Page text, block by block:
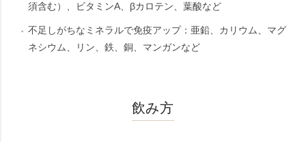
須含む）、ビタミンA、βカロテン、葉酸など
不足しがちなミネラルで免疫アップ：亜鉛、カリウム、マグ
ネシウム、リン、鉄、銅、マンガンなど
飲み方